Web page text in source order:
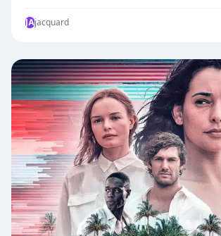
JAjacquard